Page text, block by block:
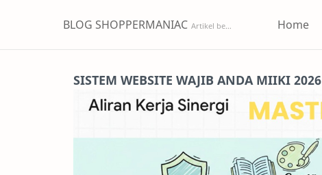
BLOG SHOPPERMANIAC Home
SISTEM WEBSITE WAJIB ANDA MIIKI 2026